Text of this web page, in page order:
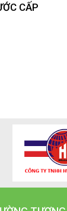
CẤP